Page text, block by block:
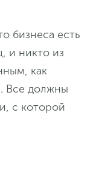
бизнеса есть
и никто из
как
Все должны
с которой